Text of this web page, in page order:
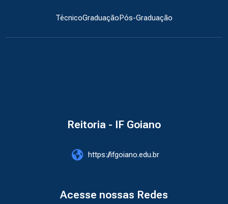
TécnicoGraduaçãoPós-Graduação
Reitoria - IF Goiano
https://ifgoiano.edu.br
Acesse nossas Redes